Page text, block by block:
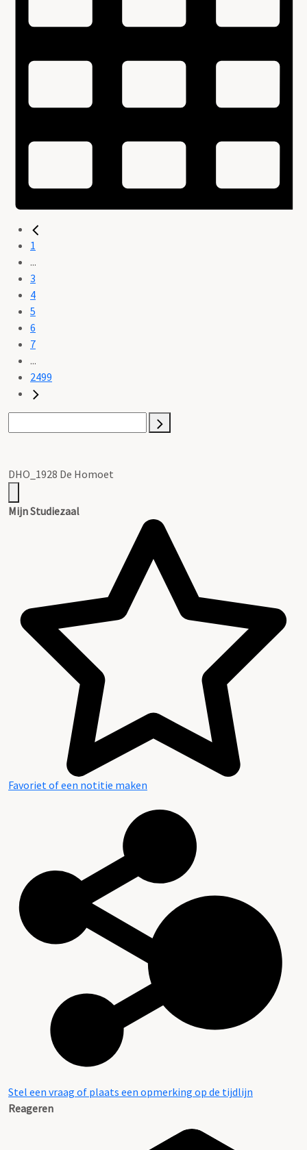
1
...
3
4
5
6
7
...
2499
DHO_1928 De Homoet
Mijn Studiezaal
Favoriet of een notitie maken
Stel een vraag of plaats een opmerking op de tijdlijn
Reageren